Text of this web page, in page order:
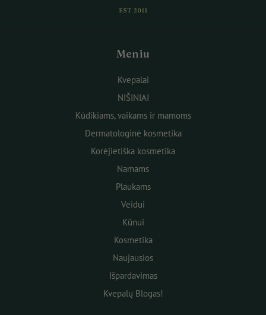
Meniu
Kvepalai
NIŠINIAI
Kūdikiams, vaikams ir mamoms
Dermatologinė kosmetika
Korėjietiška kosmetika
Namams
Plaukams
Veidui
Kūnui
Kosmetika
Naujausios
Išpardavimas
Kvepalų Blogas!